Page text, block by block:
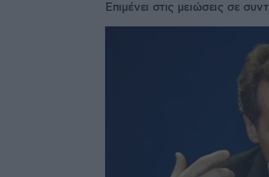
Επιμένει στις μειώσεις σε